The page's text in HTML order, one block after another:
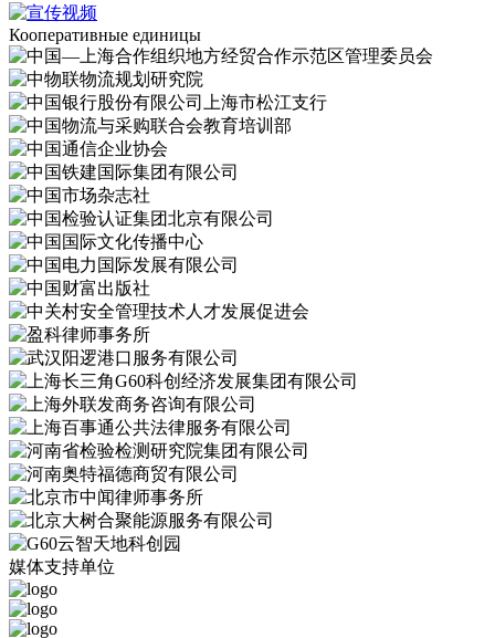
Кооперативные единицы
媒体支持单位